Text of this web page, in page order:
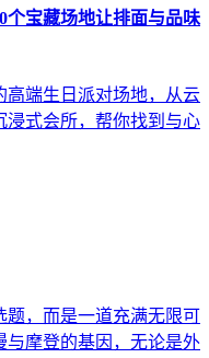
个宝藏场地让排面与品味
高端生日派对场地，从云
浸式会所，帮你找到与心
题，而是一道充满无限可
与摩登的基因，无论是外